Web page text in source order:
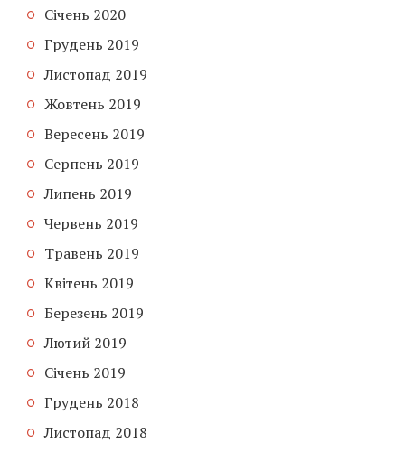
Січень 2020
Грудень 2019
Листопад 2019
Жовтень 2019
Вересень 2019
Серпень 2019
Липень 2019
Червень 2019
Травень 2019
Квітень 2019
Березень 2019
Лютий 2019
Січень 2019
Грудень 2018
Листопад 2018